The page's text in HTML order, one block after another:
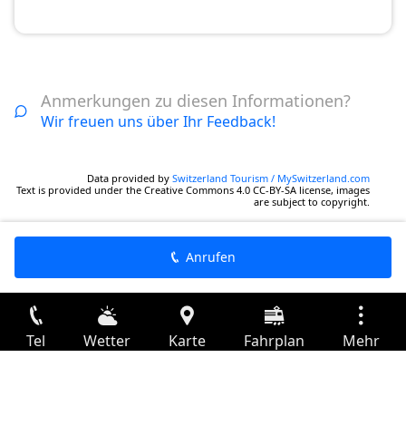
Anmerkungen zu diesen Informationen?
Wir freuen uns über Ihr Feedback!
Data provided by Switzerland Tourism / MySwitzerland.com
Text is provided under the Creative Commons 4.0 CC-BY-SA license, images
are subject to copyright.
Anrufen
Tel Wetter Karte Fahrplan Mehr